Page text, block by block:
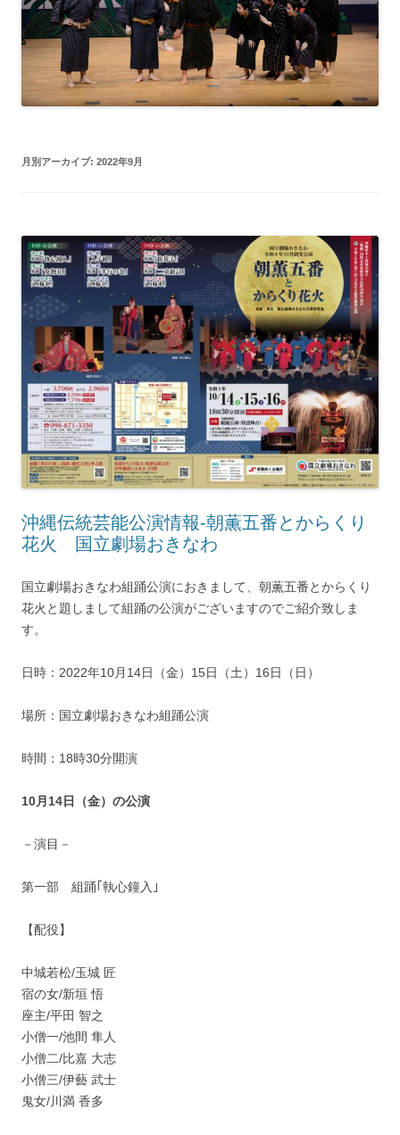
月別アーカイブ: 2022年9月
沖縄伝統芸能公演情報-朝薫五番とからくり
花火 国立劇場おきなわ
国立劇場おきなわ組踊公演におきまして、朝薫五番とからくり
花火と題しまして組踊の公演がございますのでご紹介致しま
す。
日時：2022年10月14日（金）15日（土）16日（日）
場所：国立劇場おきなわ組踊公演
時間：18時30分開演
10月14日（金）の公演
－演目－
第一部 組踊｢執心鐘入｣
【配役】
中城若松/玉城 匠
宿の女/新垣 悟
座主/平田 智之
小僧一/池間 隼人
小僧二/比嘉 大志
小僧三/伊藝 武士
鬼女/川満 香多